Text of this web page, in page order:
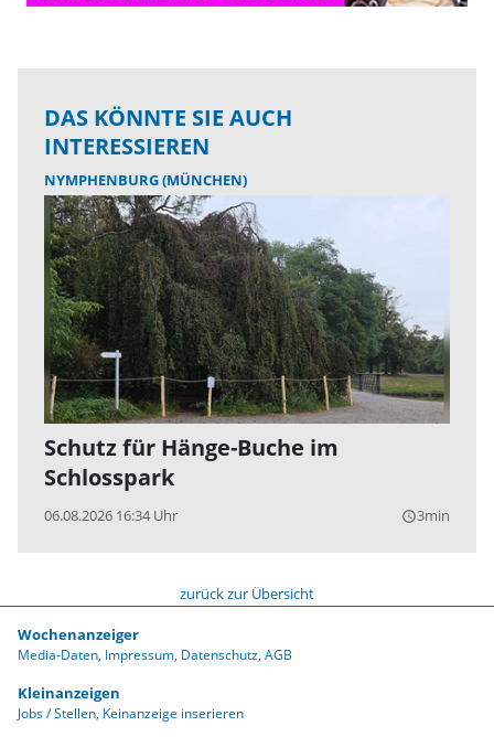
DAS KÖNNTE SIE AUCH
INTERESSIEREN
NYMPHENBURG (MÜNCHEN)
Schutz für Hänge-Buche im
Schlosspark
06.08.2026 16:34 Uhr query_builder3min
zurück zur Übersicht
Wochenanzeiger
Media-Daten Impressum Datenschutz AGB
Kleinanzeigen
Jobs / Stellen Keinanzeige inserieren